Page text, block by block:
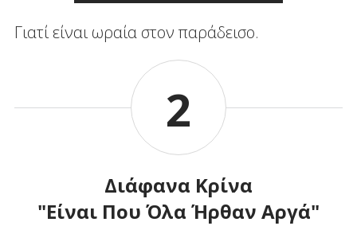
Γιατί είναι ωραία στον παράδεισο.
2
Διάφανα Κρίνα
"Είναι Που Όλα Ήρθαν Αργά"